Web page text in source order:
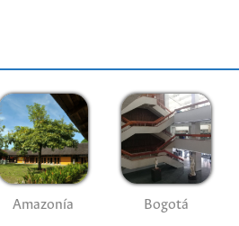
Amazonía Bogotá